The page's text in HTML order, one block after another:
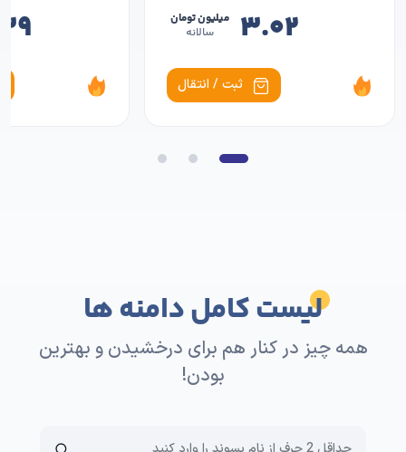
میلیون تومان
سالانه
۳.۰۲
ثبت / انتقال
لیست کامل دامنه ها
همه چیز در کنار هم برای درخشیدن و بهترین
بودن!